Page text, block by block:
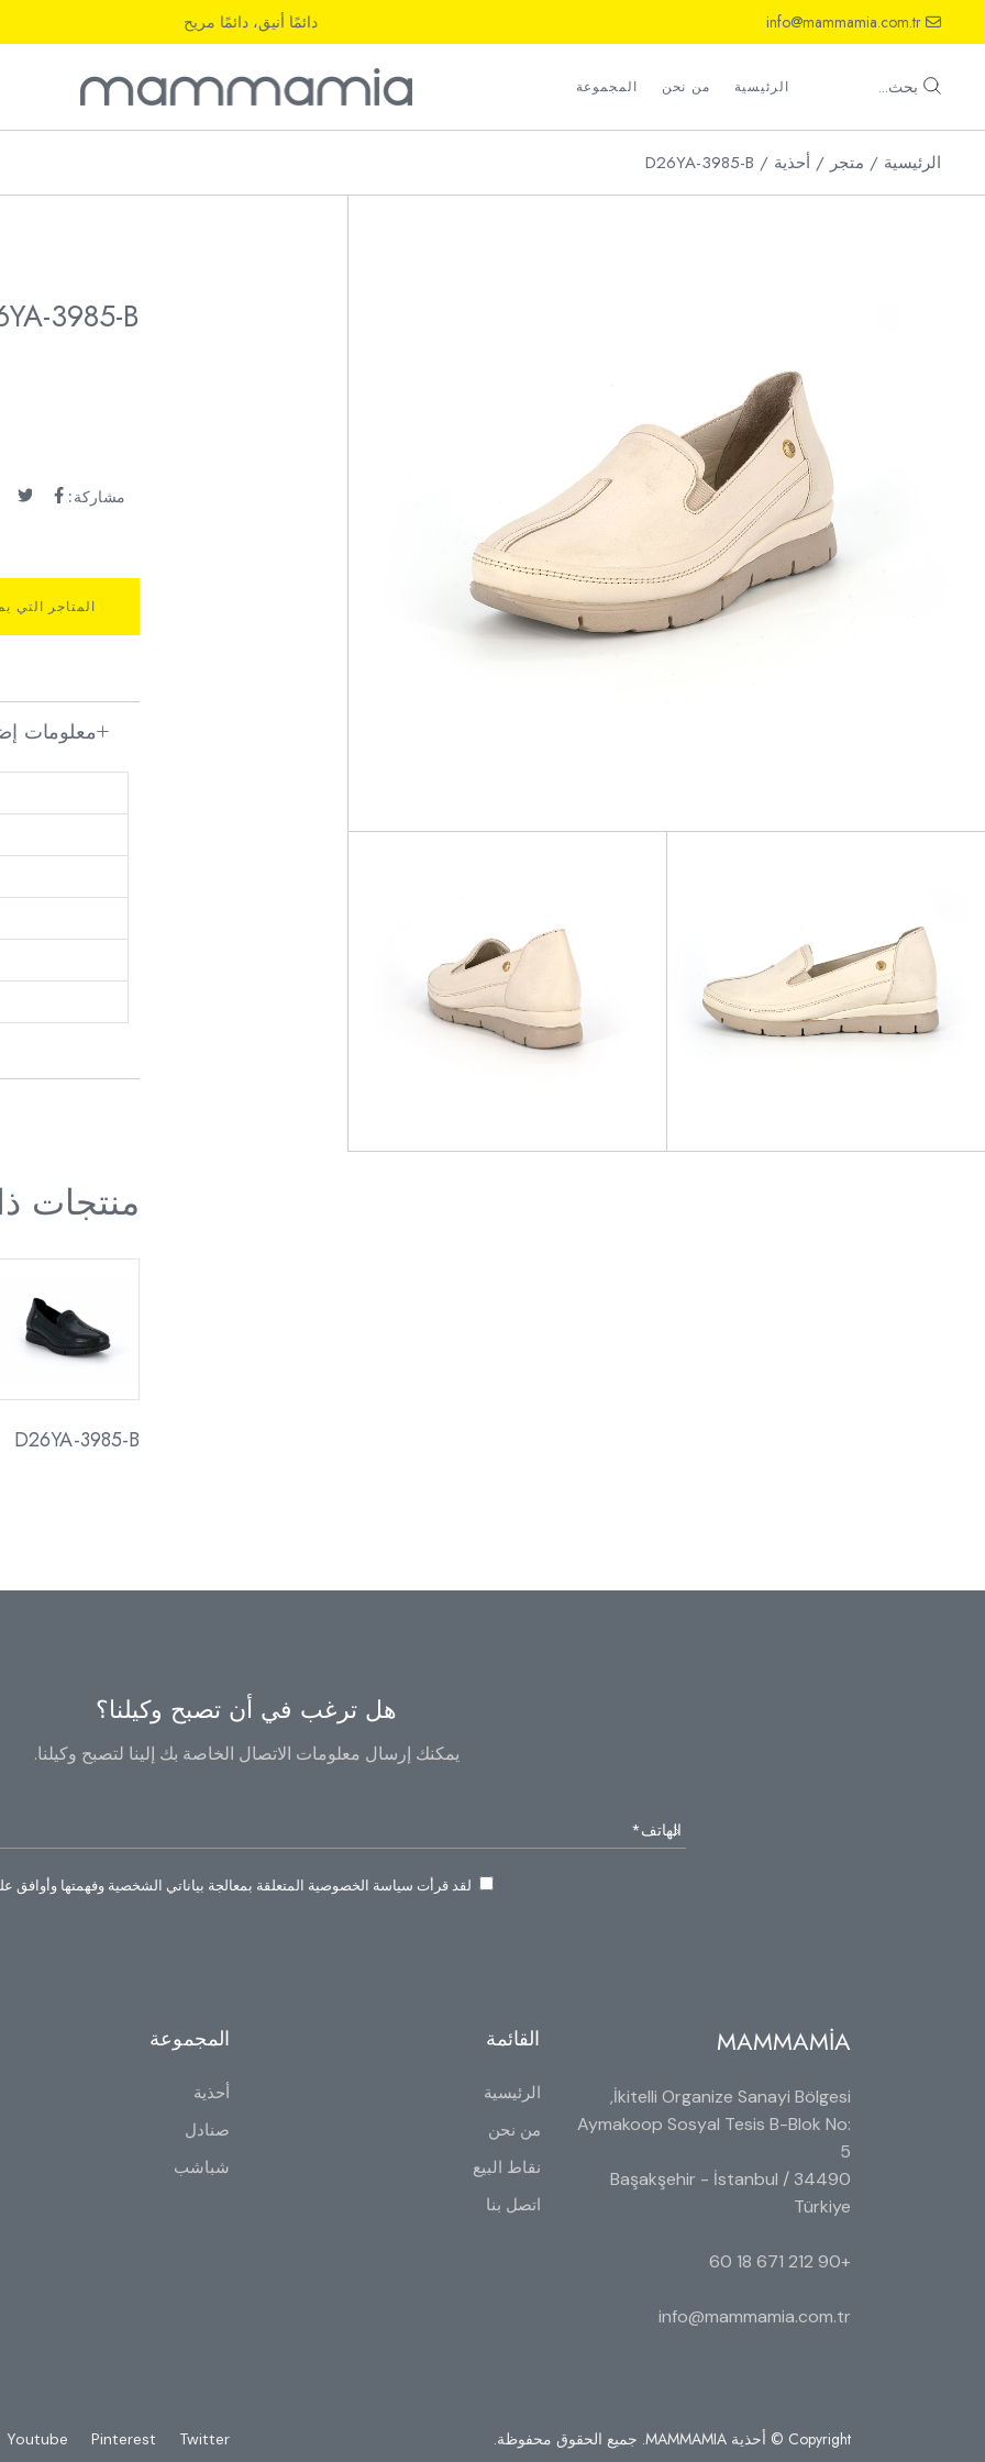
the
info@mammamia.com.tr دائمًا أنيق، دائمًا مريح
بحث... الرئيسية من نحن المجموعة
أحذية
أحذية
صنادل
الرئيسية
متجر أحذية D26YA-3985-B
3985-B
مشاركة:
المتاجر التي
معلومات
منتجات
D26YA-3985-B
هل ترغب في أن تصبح وكيلنا؟
يمكنك إرسال معلومات الاتصال الخاصة بك إلينا لتصبح وكيلنا.
لقد قرأت سياسة الخصوصية المتعلقة بمعالجة بياناتي الشخصية وفهمتها وأوافق
MAMMAMİA
İkitelli Organize Sanayi Bölgesi,
Aymakoop Sosyal Tesis B-Blok No:
5
34490 Başakşehir - İstanbul /
Türkiye
+90 212 671 18 60
info@mammamia.com.tr
القائمة
الرئيسية
من نحن
نقاط البيع
اتصل بنا
المجموعة
أحذية
صنادل
شباشب
Copyright © أحذية MAMMAMIA. جميع الحقوق محفوظة. Youtube Pinterest Twitter